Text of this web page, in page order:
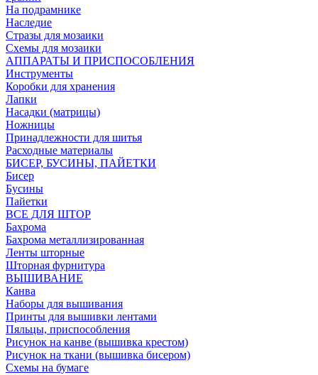
На подрамнике
Наследие
Стразы для мозаики
Схемы для мозаики
АППАРАТЫ И ПРИСПОСОБЛЕНИЯ
Инструменты
Коробки для хранения
Лапки
Насадки (матрицы)
Ножницы
Принадлежности для шитья
Расходные материалы
БИСЕР, БУСИНЫ, ПАЙЕТКИ
Бисер
Бусины
Пайетки
ВСЕ ДЛЯ ШТОР
Бахрома
Бахрома металлизированная
Ленты шторные
Шторная фурнитура
ВЫШИВАНИЕ
Канва
Наборы для вышивания
Принты для вышивки лентами
Пяльцы, приспособления
Рисунок на канве (вышивка крестом)
Рисунок на ткани (вышивка бисером)
Схемы на бумаге